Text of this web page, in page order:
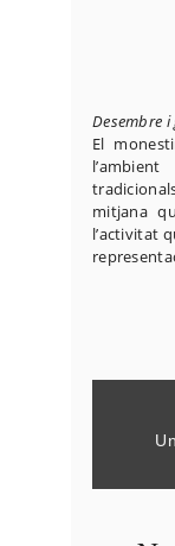
Desembre i
El
mitjana
l’activitat